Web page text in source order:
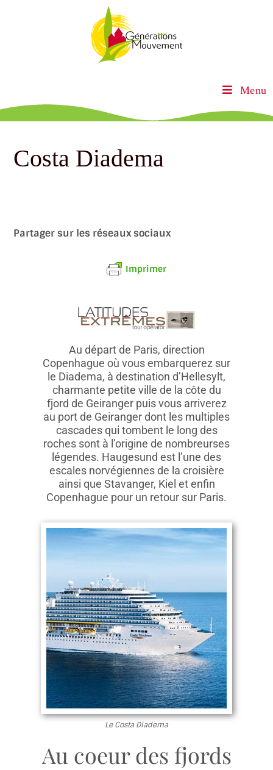
Menu
Costa Diadema
Partager sur les réseaux sociaux
Imprimer
Au départ de Paris, direction
Copenhague où vous embarquerez sur
le Diadema, à destination d’Hellesylt,
charmante petite ville de la côte du
fjord de Geiranger puis vous arriverez
au port de Geiranger dont les multiples
cascades qui tombent le long des
roches sont à l’origine de nombreurses
légendes. Haugesund est l’une des
escales norvégiennes de la croisière
ainsi que Stavanger, Kiel et enfin
Copenhague pour un retour sur Paris.
Le Costa Diadema
Au coeur des fjords